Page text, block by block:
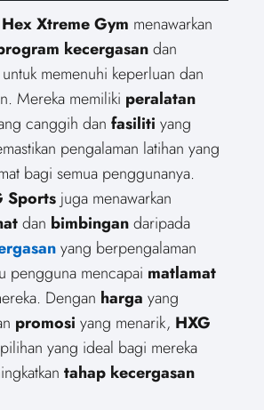
Xtreme Gym menawarkan
kecergasandan
untuk memenuhi keperluan dan
Mereka memiliki peralatan
canggih dan fasiliti yang
pengalaman latihan yang
bagi semua penggunanya.
Sports juga menawarkan
dan bimbingandaripada
yang berpengalaman
pengguna mencapai matlamat
Dengan harga yang
promosi yang menarik, HXG
yang ideal bagi mereka
tahap kecergasan